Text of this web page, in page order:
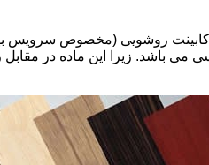
و کابینت روشویی (مخصوص
می باشد. زیرا این ماده در